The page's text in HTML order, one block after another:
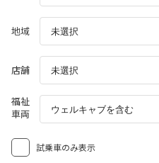
地域
店舗
福祉
車両
試乗車のみ表示